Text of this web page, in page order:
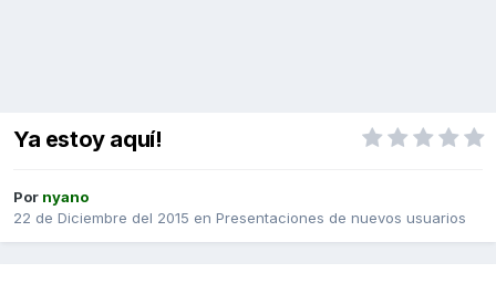
Ya estoy aquí!
Por nyano
22 de Diciembre del 2015 en Presentaciones de nuevos usuarios